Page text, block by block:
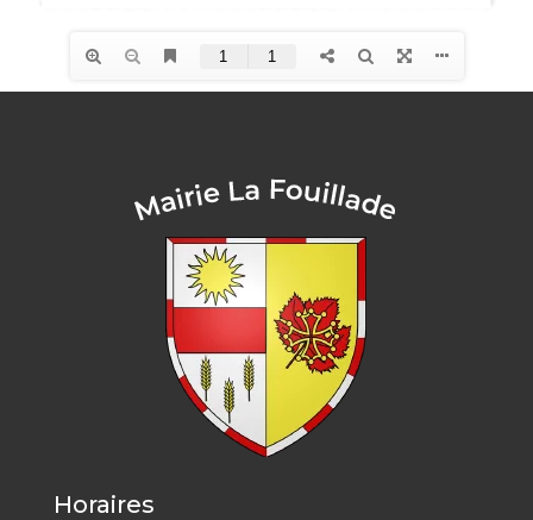
Horaires